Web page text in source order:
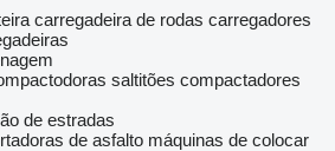
carregadeira de rodas carregadores
saltitões compactadores
de estradas
de asfalto máquinas de colocar